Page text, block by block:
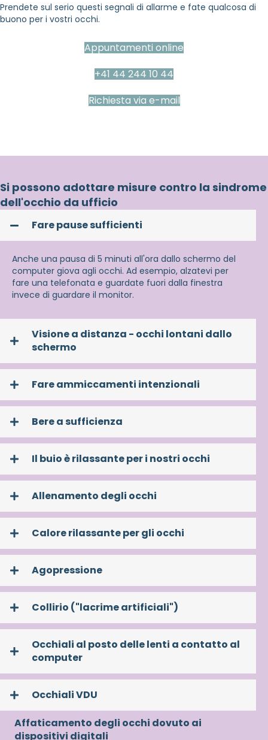
Prendete sul serio questi segnali di allarme e fate qualcosa di
buono per i vostri occhi.
Appuntamenti online
+41 44 244 10 44
Richiesta via e-mail
Si possono adottare misure contro la sindrome
dell'occhio da ufficio
Fare pause sufficienti
Anche una pausa di 5 minuti all'ora dallo schermo del
computer giova agli occhi. Ad esempio, alzatevi per
fare una telefonata e guardate fuori dalla finestra
invece di guardare il monitor.
Visione a distanza - occhi lontani dallo
schermo
Fare ammiccamenti intenzionali
Bere a sufficienza
Il buio è rilassante per i nostri occhi
Allenamento degli occhi
Calore rilassante per gli occhi
Agopressione
Collirio ("lacrime artificiali")
Occhiali al posto delle lenti a contatto al
computer
Occhiali VDU
Affaticamento degli occhi dovuto ai
dispositivi digitali